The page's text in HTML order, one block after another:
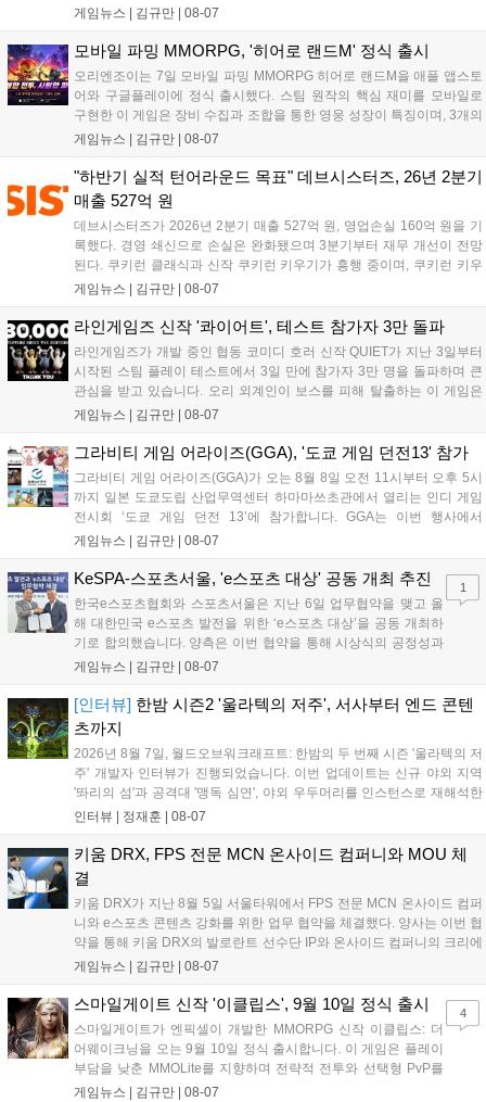
위한 전투를 펼친다. 지휘관 모집, 피난처 운영, 연맹 협동 콘텐츠가 특징
지원 보상을 제공한다. 상세 내용은 공식 커뮤니티에서 확인 가능하다....
게임뉴스 | 김규만 08-07
모바일 파밍 MMORPG, '히어로 랜드M' 정식 출시
오리엔조이는 7일 모바일 파밍 MMORPG 히어로 랜드M을 애플 앱스토
어와 구글플레이에 정식 출시했다. 스팀 원작의 핵심 재미를 모바일로
구현한 이 게임은 장비 수집과 조합을 통한 영웅 성장이 특징이며, 3개의
무기 스킬을 활용한 전략적 전투와 길드전 등 다양한 콘텐츠를 제공한
혜택을 지급하며, 상세 내용은 공식 라운지에서 확인할 수 있다. 이용자
는 게임 접속 및 주요 콘텐츠 플레이를 통해 성장을 지원받을 수 있다....
게임뉴스 | 김규만 08-07
"하반기 실적 턴어라운드 목표" 데브시스터즈, 26년 2분기
매출 527억 원
데브시스터즈가 2026년 2분기 매출 527억 원, 영업손실 160억 원을 기
록했다. 경영 쇄신으로 손실은 완화됐으며 3분기부터 재무 개선이 전망
된다. 쿠키런 클래식과 신작 쿠키런 키우기가 흥행 중이며, 쿠키런 키우
기는 13일 첫 업데이트를 시작으로 2주 간격의 콘텐츠를 제공한다. 또한
이다. 회사는 비용 효율화와 신작 흥행을 통해 하반기 실적 턴어라운드
를 이끌 방침이다....
게임뉴스 | 김규만 08-07
라인게임즈 신작 '콰이어트', 테스트 참가자 3만 돌파
라인게임즈가 개발 중인 협동 코미디 호러 신작 QUIET가 지난 3일부터
시작된 스팀 플레이 테스트에서 3일 만에 참가자 3만 명을 돌파하며 큰
관심을 받고 있습니다. 오리 외계인이 보스를 피해 탈출하는 이 게임은
최대 4인 협동을 지원하며, 소음 관리와 물리 법칙을 활용한 전략적 플레
을 개선 중이며, 상세 정보는 스팀 페이지에서 확인 가능합니다....
게임뉴스 | 김규만 08-07
그라비티 게임 어라이즈(GGA), '도쿄 게임 던전13' 참가
그라비티 게임 어라이즈(GGA)가 오는 8월 8일 오전 11시부터 오후 5시
까지 일본 도쿄도립 산업무역센터 하마마쓰초관에서 열리는 인디 게임
전시회 ‘도쿄 게임 던전 13’에 참가합니다. GGA는 이번 행사에서
‘JALECO ARCADE COLLECTION’ 시리즈의 미공개 작품 12종을 최초
입니다. 시연 참여 관람객에게는 선착순으로 특별 굿즈를 증정하며, 인
디 게임 생태계 활성화와 신규 타이틀 반응 확인을 목표로 합니다....
게임뉴스 | 김규만 08-07
KeSPA-스포츠서울, 'e스포츠 대상' 공동 개최 추진
한국e스포츠협회와 스포츠서울은 지난 6일 업무협약을 맺고 올
해 대한민국 e스포츠 발전을 위한 ‘e스포츠 대상’을 공동 개최하
기로 합의했습니다. 양측은 이번 협약을 통해 시상식의 공정성과
전문성을 강화하고 MZ세대를 겨냥한 미디어 영향력을 확대해 e
김영만 회장은 10년 만에 재추진되는 이번 시상식이 e스포츠의
성과와 가치를 널리 알리는 권위 있는 행사가 되도록 노력하겠다
고 밝혔습니다....
게임뉴스 | 김규만 08-07
1
[인터뷰] 한밤 시즌2 '울라텍의 저주', 서사부터 엔드 콘텐
츠까지
2026년 8월 7일, 월드오브워크래프트: 한밤의 두 번째 시즌 '울라텍의 저
주' 개발자 인터뷰가 진행되었습니다. 이번 업데이트는 신규 야외 지역
'똬리의 섬'과 공격대 '맹독 심연', 야외 우두머리를 인스턴스로 재해석한
'소굴'을 포함합니다. 개발진은 하우징 시스템 개선 및 신화+ 던전 로테이
를 표했습니다....
인터뷰 | 정재훈 08-07
키움 DRX, FPS 전문 MCN 온사이드 컴퍼니와 MOU 체
결
키움 DRX가 지난 8월 5일 서울타워에서 FPS 전문 MCN 온사이드 컴퍼
니와 e스포츠 콘텐츠 강화를 위한 업무 협약을 체결했다. 양사는 이번 협
약을 통해 키움 DRX의 발로란트 선수단 IP와 온사이드 컴퍼니의 크리에
이터 네트워크를 결합하여 정규 및 특별 콘텐츠를 공동 기획한다. 또한
오프라인 연계 프로그램을 순차적으로 선보이며 e스포츠 생태계 확장에
나설 계획이다....
게임뉴스 | 김규만 08-07
스마일게이트 신작 '이클립스', 9월 10일 정식 출시
스마일게이트가 엔픽셀이 개발한 MMORPG 신작 이클립스: 더
어웨이크닝을 오는 9월 10일 정식 출시합니다. 이 게임은 플레이
부담을 낮춘 MMOLite를 지향하며 전략적 전투와 선택형 PvP를
특징으로 합니다. 현재 공식 홈페이지와 앱 마켓에서 사전등록을
게임뉴스 | 김규만 08-07
4